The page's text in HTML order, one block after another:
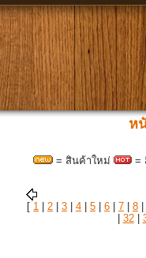
ห
= สินค้าใหม่ =
[ 1 2 3 4 5 6 7 8
32|